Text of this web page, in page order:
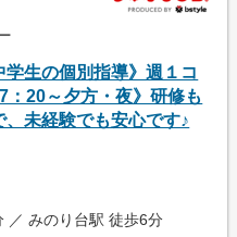
学生の個別指導》週１コ
：20～夕方・夜》研修も
、未経験でも安心です♪
／ みのり台駅 徒歩6分